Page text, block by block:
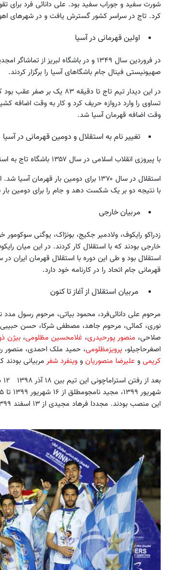
شورت سفید و جوراب سفید بود. علی دانائی فرد برای
کرد. تاج در سراسر کشور گسترش یافت و در شهرهای
اولین قهرمانی در آسیا
در فروردین سال ۱۳۴۹ و در باشگاه
صهیونیستی فینال جام باشگاهای آسیا را برگزار کردند.
در این دیدار تیم تاج تا
تساوی را وارد دروازه حریف کرد و کار به وقت
وقت اضافه قهرمان آسیا شد.
تغییر نام به استقلال و دومین قهرمانی در آسیا
با پیروزی انقلاب اسلامی در سال ۱۳۵۷ باشگاه تاج به استقلال تغییر نام پیدا کرد.
استقلال در سال ۱۳۷۰ برای دومین بار قهرمان آسیا شد. استقلال در فینال باشگاه های آسیا توانست تیم لیائولینگ
با نتیجه دو بر یک شکست دهد و جام را برای دومین بار
مربیان خارجی
زدراکو رایکوف، ولادمیر جکیج، بونژاک، یوگنی
خارجی بودند که با استقلال کار کردند. در این میان
استقلال بود و طی این دوره با استقلال قهرمان ایران در سال ۴۹، قهرمان
قهرمانی جام اتحاد را در کارنامه خود دارد.
مربیان استقلال از آغاز تا کنون
مرحوم علی دانائی‌فرد، محمود بیاتی، مرحوم رسول مدد
نوری، کمائی، مرحوم جاهد، مصطفی شرکا، حسن
صلاحی، منصور پورحیدری، غلامحسین مظلومی، بیژن
اصغرحاجیلو، پرویزمظلومی، حمید ملک احمدی، منصور
کریمی و علیرضا منصوریان و وینفرد شفر مربیانی
این منصب بودند. مجددا فرهاد مجیدی از ۱۳ اسفند ۱۳۹۹ تاکنون سرمربی تیم استقلال است.